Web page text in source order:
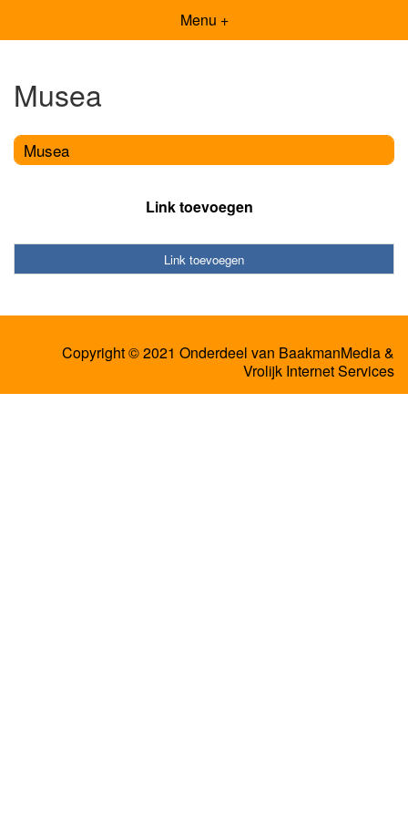
Menu +
Musea
Musea
Link toevoegen
Link toevoegen
Copyright © 2021 Onderdeel van BaakmanMedia&
Vrolijk Internet Services